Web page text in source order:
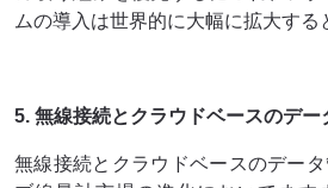
ムの導入は世界的に大幅に拡大する
5. 無線接続とクラウドベースのデー
無線接続とクラウドベースのデー